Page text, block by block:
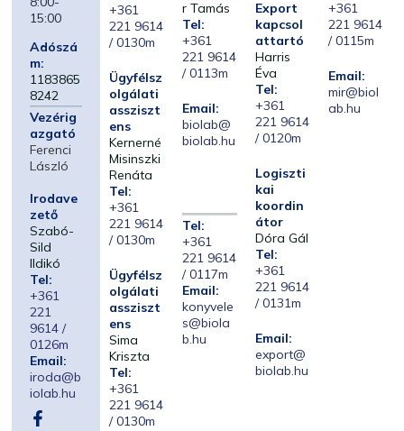
15:00
Adószá
m:
1183865
8242
Vezérig
azgató
Ferenci
László
Irodave
zető
Szabó-
Sild
Ildikó
Tel:
+361
221
9614 /
0126m
Email:
iroda@b
iolab.hu
+361
221 9614
/ 0130m
Ügyfélsz
olgálati
assziszt
ens
Kernerné
Misinszki
Renáta
Tel:
+361
221 9614
/ 0130m
Ügyfélsz
olgálati
assziszt
ens
Sima
Kriszta
Tel:
+361
221 9614
/ 0130m
r Tamás
Tel:
+361
221 9614
/ 0113m
Email:
biolab@
biolab.hu
Tel:
+361
221 9614
/ 0117m
Email:
konyvele
s@biola
b.hu
Export
kapcsol
attartó
Harris
Éva
Tel:
+361
221 9614
/ 0120m
Logiszti
kai
koordin
átor
Dóra Gál
Tel:
+361
221 9614
/ 0131m
Email:
export@
biolab.hu
+361
221 9614
/ 0115m
Email:
mir@biol
ab.hu